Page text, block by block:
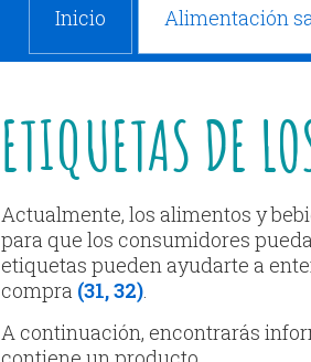
Inicio Alimentación
ETIQUETAS DE
Actualmente, los alimentos y
para que los consumidores
etiquetas pueden ayudarte a
compra (31, 32).
A continuación, encontrarás